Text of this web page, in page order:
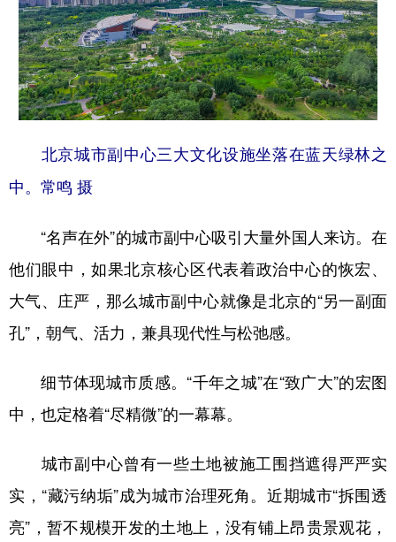
北京城市副中心三大文化设施坐落在蓝天绿林之
中。常鸣 摄
“名声在外”的城市副中心吸引大量外国人来访。在
他们眼中，如果北京核心区代表着政治中心的恢宏、
大气、庄严，那么城市副中心就像是北京的“另一副面
孔”，朝气、活力，兼具现代性与松弛感。
细节体现城市质感。“千年之城”在“致广大”的宏图
中，也定格着“尽精微”的一幕幕。
城市副中心曾有一些土地被施工围挡遮得严严实
实，“藏污纳垢”成为城市治理死角。近期城市“拆围透
亮”，暂不规模开发的土地上，没有铺上昂贵景观花，